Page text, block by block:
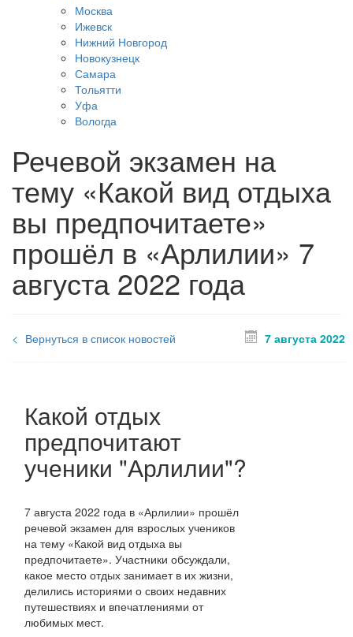
Москва
Ижевск
Нижний Новгород
Новокузнецк
Самара
Тольятти
Уфа
Вологда
Речевой экзамен на
тему «Какой вид отдыха
вы предпочитаете»
прошёл в «Арлилии» 7
августа 2022 года
Вернуться в список новостей 7 августа 2022
Какой отдых
предпочитают
ученики "Арлилии"?
7 августа 2022 года в «Арлилии» прошёл
речевой экзамен для взрослых учеников
на тему «Какой вид отдыха вы
предпочитаете». Участники обсуждали,
какое место отдых занимает в их жизни,
делились историями о своих недавних
путешествиях и впечатлениями от
любимых мест.